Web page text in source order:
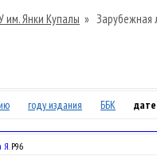
им. Янки Купалы » Зарубежная
году издания ББК
Я.Р96